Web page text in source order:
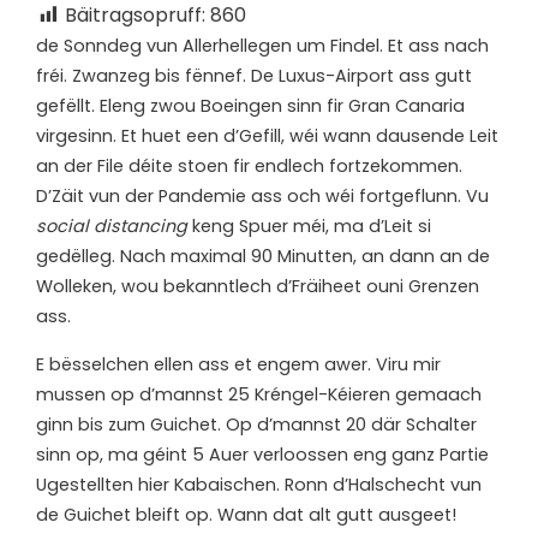
Bäitragsopruff: 860
de Sonndeg vun Allerhellegen um Findel. Et ass nach
fréi. Zwanzeg bis fënnef. De Luxus-Airport ass gutt
gefëllt. Eleng zwou Boeingen sinn fir Gran Canaria
virgesinn. Et huet een d’Gefill, wéi wann dausende Leit
an der File déite stoen fir endlech fortzekommen.
D’Zäit vun der Pandemie ass och wéi fortgeflunn. Vu
social distancingkeng Spuer méi, ma d’Leit si
gedëlleg. Nach maximal 90 Minutten, an dann an de
Wolleken, wou bekanntlech d’Fräiheet ouni Grenzen
ass.
E bësselchen ellen ass et engem awer. Viru mir
mussen op d’mannst 25 Kréngel-Kéieren gemaach
ginn bis zum Guichet. Op d’mannst 20 där Schalter
sinn op, ma géint 5 Auer verloossen eng ganz Partie
Ugestellten hier Kabaischen. Ronn d’Halschecht vun
de Guichet bleift op. Wann dat alt gutt ausgeet!